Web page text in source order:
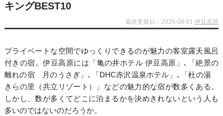
キングBEST10
最終更新日：2026-08-01伊豆高原
プライベートな空間でゆっくりできるのが魅力の客室露天風呂
付きの宿。伊豆高原には「亀の井ホテル 伊豆高原」､「絶景の
離れの宿 月のうさぎ」､「DHC赤沢温泉ホテル」､「杜の湯
きらの里（共立リゾート）」などの魅力的な宿が数多くある。
しかし、数が多くてどこに泊まるかを決めきれないという人も
多いのではないのだろうか。